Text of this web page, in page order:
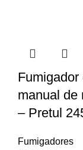
Fumigador
manual de
– Pretul
Fumigadores